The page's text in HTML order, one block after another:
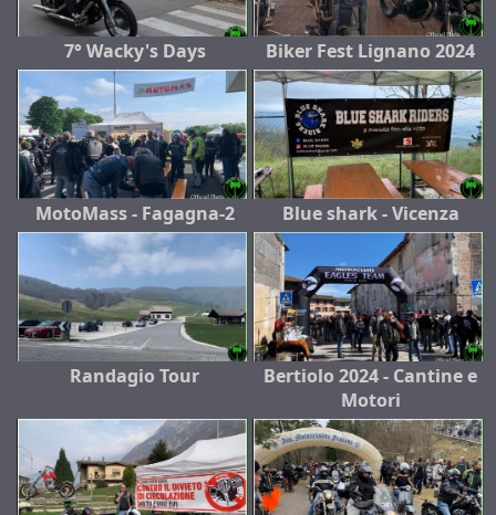
7° Wacky's Days Biker Fest Lignano 2024
MotoMass - Fagagna-2 Blue shark - Vicenza
Randagio Tour
Bertiolo 2024 - Cantine e
Motori